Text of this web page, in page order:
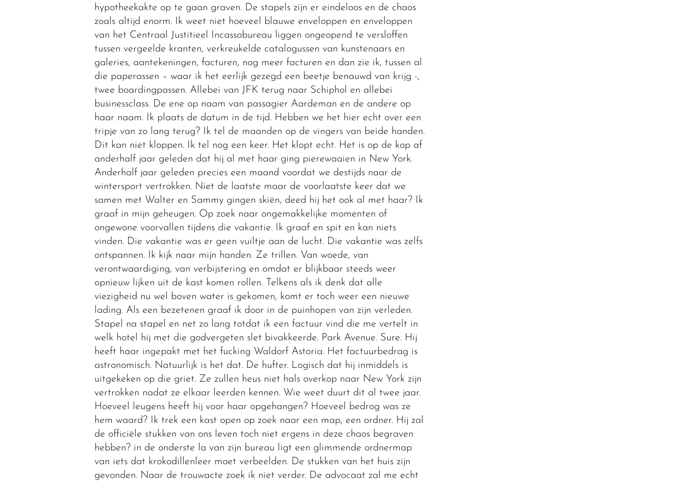
hypotheekakte op te gaan graven. De stapels zijn er eindeloos en de chaos
zoals altijd enorm. Ik weet niet hoeveel blauwe enveloppen en enveloppen
van het Centraal Justitieel Incassobureau liggen ongeopend te versloffen
tussen vergeelde kranten, verkreukelde catalogussen van kunstenaars en
galeries, aantekeningen, facturen, nog meer facturen en dan zie ik, tussen al
die paperassen – waar ik het eerlijk gezegd een beetje benauwd van krijg -,
twee boardingpassen. Allebei van JFK terug naar Schiphol en allebei
businessclass. De ene op naam van passagier Aardeman en de andere op
haar naam. Ik plaats de datum in de tijd. Hebben we het hier echt over een
tripje van zo lang terug? Ik tel de maanden op de vingers van beide handen.
Dit kan niet kloppen. Ik tel nog een keer. Het klopt echt. Het is op de kop af
anderhalf jaar geleden dat hij al met haar ging pierewaaien in New York.
Anderhalf jaar geleden precies een maand voordat we destijds naar de
wintersport vertrokken. Niet de laatste maar de voorlaatste keer dat we
samen met Walter en Sammy gingen skiën, deed hij het ook al met haar? Ik
graaf in mijn geheugen. Op zoek naar ongemakkelijke momenten of
ongewone voorvallen tijdens die vakantie. Ik graaf en spit en kan niets
vinden. Die vakantie was er geen vuiltje aan de lucht. Die vakantie was zelfs
ontspannen. Ik kijk naar mijn handen. Ze trillen. Van woede, van
verontwaardiging, van verbijstering en omdat er blijkbaar steeds weer
opnieuw lijken uit de kast komen rollen. Telkens als ik denk dat alle
viezigheid nu wel boven water is gekomen, komt er toch weer een nieuwe
lading. Als een bezetenen graaf ik door in de puinhopen van zijn verleden.
Stapel na stapel en net zo lang totdat ik een factuur vind die me vertelt in
welk hotel hij met die godvergeten slet bivakkeerde. Park Avenue. Sure. Hij
heeft haar ingepakt met het fucking Waldorf Astoria. Het factuurbedrag is
astronomisch. Natuurlijk is het dat. De hufter. Logisch dat hij inmiddels is
uitgekeken op die griet. Ze zullen heus niet hals overkop naar New York zijn
vertrokken nadat ze elkaar leerden kennen. Wie weet duurt dit al twee jaar.
Hoeveel leugens heeft hij voor haar opgehangen? Hoeveel bedrog was ze
hem waard? Ik trek een kast open op zoek naar een map, een ordner. Hij zal
de officiële stukken van ons leven toch niet ergens in deze chaos begraven
hebben? in de onderste la van zijn bureau ligt een glimmende ordnermap
van iets dat krokodillenleer moet verbeelden. De stukken van het huis zijn
gevonden. Naar de trouwacte zoek ik niet verder. De advocaat zal me echt